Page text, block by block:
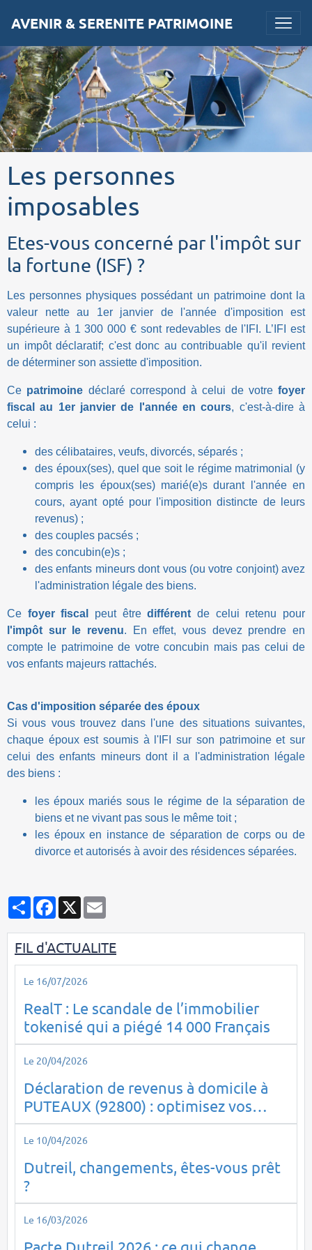
AVENIR & SERENITE PATRIMOINE
Les personnes
imposables
Etes-vous concerné par l'impôt sur
la fortune (ISF) ?
Les personnes physiques possédant un patrimoine dont la
valeur nette au 1er janvier de l'année d'imposition est
supérieure à 1 300 000 € sont redevables de l'IFI. L’IFI est
un impôt déclaratif; c'est donc au contribuable qu'il revient
de déterminer son assiette d'imposition.
Ce patrimoine déclaré correspond à celui de votre foyer
fiscal
au 1er janvier de l'année en cours, c'est-à-dire à
celui :
des célibataires, veufs, divorcés, séparés ;
des époux(ses), quel que soit le régime matrimonial (y
compris les époux(ses) marié(e)s durant l'année en
cours, ayant opté pour l'imposition distincte de leurs
revenus) ;
des couples pacsés ;
des concubin(e)s ;
des enfants mineurs dont vous (ou votre conjoint) avez
l'administration légale des biens.
Ce foyer fiscal peut êtredifférent de celui retenu pour
l'impôt sur le revenu. En effet, vous devez prendre en
compte le patrimoine de votre concubin mais pas celui de
vos enfants majeurs rattachés.
Cas d'imposition séparée des époux
Si vous vous trouvez dans l'une des situations suivantes,
chaque époux est soumis à l'IFI sur son patrimoine et sur
celui des enfants mineurs dont il a l'administration légale
des biens :
les époux mariés sous le régime de la séparation de
biens et ne vivant pas sous le même toit ;
les époux en instance de séparation de corps ou de
divorce et autorisés à avoir des résidences séparées.
PartagerFacebook
X
FIL d'ACTUALITE
Le 16/07/2026
RealT : Le scandale de l’immobilier
tokenisé qui a piégé 14 000 Français
Le 20/04/2026
Déclaration de revenus à domicile à
PUTEAUX (92800) : optimisez vos
impôts en toute sérénité
Le 10/04/2026
Dutreil, changements, êtes-vous prêt
?
Le 16/03/2026
Pacte Dutreil 2026 : ce qui change